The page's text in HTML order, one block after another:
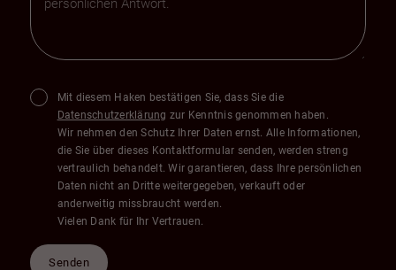
Mit diesem Haken bestätigen Sie, dass Sie die
Datenschutzerklärung zur Kenntnis genommen haben.
Wir nehmen den Schutz Ihrer Daten ernst. Alle Informationen,
die Sie über dieses Kontaktformular senden, werden streng
vertraulich behandelt. Wir garantieren, dass Ihre persönlichen
Daten nicht an Dritte weitergegeben, verkauft oder
anderweitig missbraucht werden.
Vielen Dank für Ihr Vertrauen.
Senden